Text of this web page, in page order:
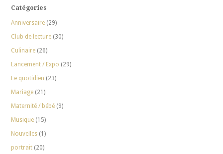
Catégories
Anniversaire(29)
Club de lecture(30)
Culinaire(26)
Lancement / Expo (29)
Le quotidien (23)
Mariage(21)
Maternité / bébé(9)
Musique(15)
Nouvelles(1)
portrait(20)